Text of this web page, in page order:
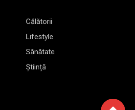
Călătorii
Lifestyle
Sănătate
Știință